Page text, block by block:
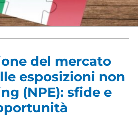
del mercato
esposizioni non
(NPE): sfide e